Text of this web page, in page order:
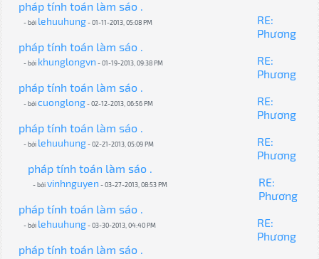
pháp tính toán làm sáo .
- bởi lehuuhung- 01-11-2013, 05:08 PM
RE:
Phương
pháp tính toán làm sáo .
- bởi khunglongvn - 01-19-2013, 09:38 PM
RE:
Phương
pháp tính toán làm sáo .
- bởicuonglong- 02-12-2013, 06:56 PM
RE:
Phương
pháp tính toán làm sáo .
- bởi lehuuhung- 02-21-2013, 05:09 PM
RE:
Phương
pháp tính toán làm sáo .
- bởivinhnguyen - 03-27-2013, 08:53 PM
RE:
Phương
pháp tính toán làm sáo .
- bởi lehuuhung- 03-30-2013, 04:40 PM
RE:
Phương
pháp tính toán làm sáo .